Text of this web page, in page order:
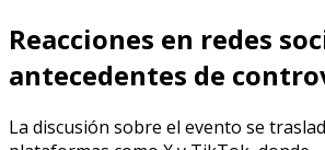
Reacciones en redes
antecedentes de
La discusión sobre el evento se